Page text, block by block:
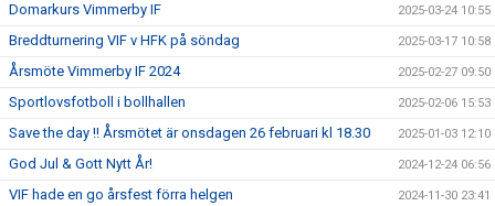
Domarkurs Vimmerby IF 2025-03-24 10:55
Breddturnering VIF v HFK på söndag 2025-03-17 10:58
Årsmöte Vimmerby IF 2024 2025-02-27 09:50
Sportlovsfotboll i bollhallen 2025-02-06 15:53
Save the day !! Årsmötet är onsdagen 26 februari kl 18.30 2025-01-03 12:10
God Jul & Gott Nytt År! 2024-12-24 06:56
VIF hade en go årsfest förra helgen 2024-11-30 23:41